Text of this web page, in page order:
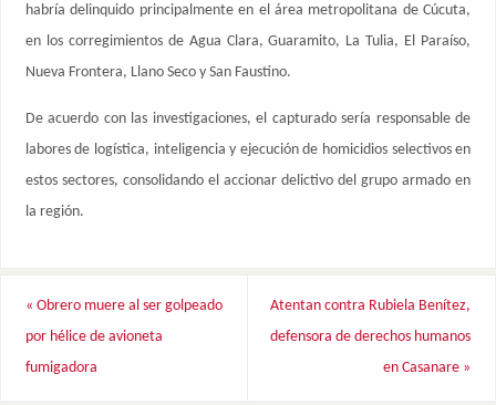
habría delinquido principalmente en el área metropolitana de Cúcuta,
en los corregimientos de Agua Clara, Guaramito, La Tulia, El Paraíso,
Nueva Frontera, Llano Seco y San Faustino.
De acuerdo con las investigaciones, el capturado sería responsable de
labores de logística, inteligencia y ejecución de homicidios selectivos en
estos sectores, consolidando el accionar delictivo del grupo armado en
la región.
« Obrero muere al ser golpeado
por hélice de avioneta
fumigadora
Atentan contra Rubiela Benítez,
defensora de derechos humanos
en Casanare »